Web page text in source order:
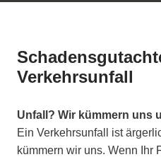
Verkehrsunfall
Unfall? Wir kümmern uns
Ein Verkehrsunfall ist
kümmern wir uns. Wenn Ihr